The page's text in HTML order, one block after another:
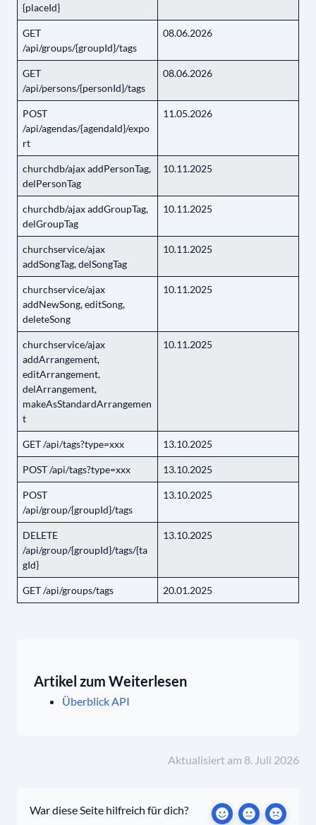
{placeId}
GET
/api/groups/{groupId}/tags
08.06.2026
GET
/api/persons/{personId}/tags
08.06.2026
POST
/api/agendas/{agendaId}/expo
rt
11.05.2026
churchdb/ajax addPersonTag,
delPersonTag
10.11.2025
churchdb/ajax addGroupTag,
delGroupTag
10.11.2025
churchservice/ajax
addSongTag, delSongTag
10.11.2025
churchservice/ajax
addNewSong, editSong,
deleteSong
10.11.2025
churchservice/ajax
addArrangement,
editArrangement,
delArrangement,
makeAsStandardArrangemen
t
10.11.2025
GET /api/tags?type=xxx 13.10.2025
POST /api/tags?type=xxx 13.10.2025
POST
/api/group/{groupId}/tags
13.10.2025
DELETE
/api/group/{groupId}/tags/{ta
gId}
13.10.2025
GET /api/groups/tags 20.01.2025
Artikel zum Weiterlesen
Überblick API
Aktualisiert am 8. Juli 2026
War diese Seite hilfreich für dich?